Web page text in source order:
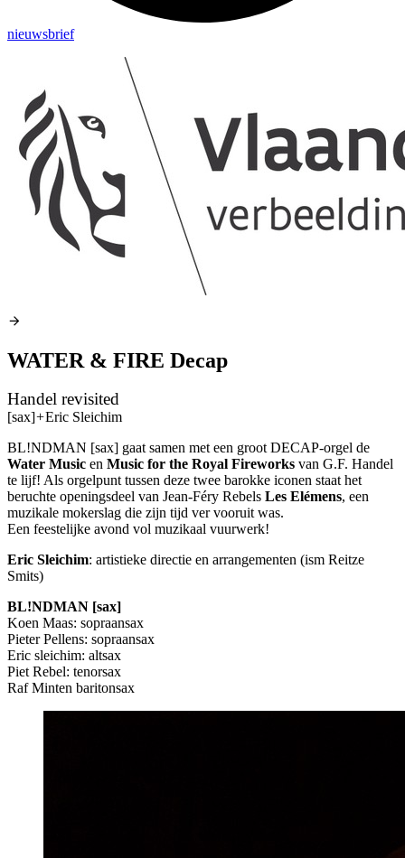
nieuwsbrief
WATER & FIRE Decap
Handel revisited
[sax]+Eric Sleichim
BL!NDMAN [sax] gaat samen met een groot DECAP-orgel de
Water Music en Music for the Royal Fireworks van G.F. Handel
te lijf! Als orgelpunt tussen deze twee barokke iconen staat het
beruchte openingsdeel van Jean-Féry Rebels Les Elémens, een
muzikale mokerslag die zijn tijd ver vooruit was.
Een feestelijke avond vol muzikaal vuurwerk!
Eric Sleichim: artistieke directie en arrangementen (ism Reitze
Smits)
BL!NDMAN [sax]
Koen Maas: sopraansax
Pieter Pellens: sopraansax
Eric sleichim: altsax
Piet Rebel: tenorsax
Raf Minten baritonsax